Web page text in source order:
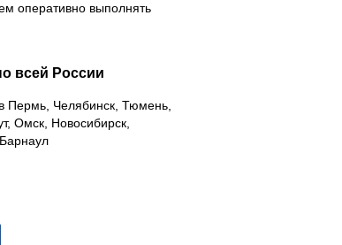
оперативно выполнять
всей России
Пермь, Челябинск, Тюмень,
Омск, Новосибирск,